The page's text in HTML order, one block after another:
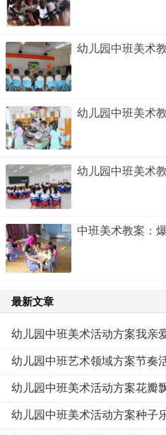
幼儿园中班美术
幼儿园中班美术
幼儿园中班美术
中班美术教案：
最新文章
幼儿园中班美术活动方案我亲
幼儿园中班艺术领域方案节奏
幼儿园中班美术活动方案花瓣
幼儿园中班美术活动方案种子